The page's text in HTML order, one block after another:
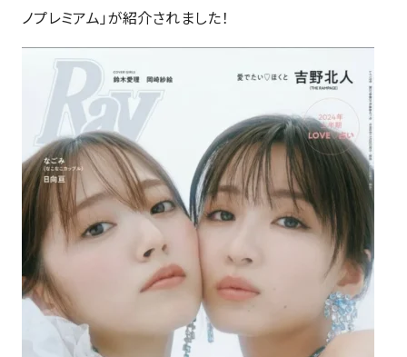
ノプレミアム」が紹介されました！